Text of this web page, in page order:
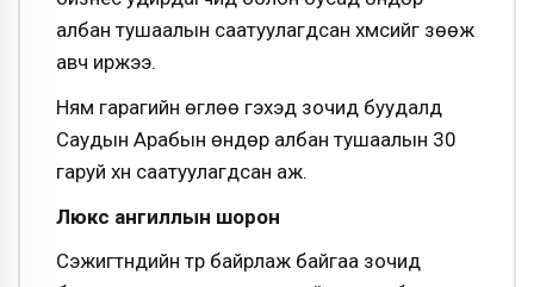
албан тушаалын саатуулагдсан хүмүүсийг зөөж
авч иржээ.
Ням гарагийн өглөө гэхэд зочид буудалд
Саудын Арабын өндөр албан тушаалын 30
гаруй хүн саатуулагдсан аж.
Люкс ангиллын шорон
Сэжигтнүүдийн түр байрлаж байгаа зочид